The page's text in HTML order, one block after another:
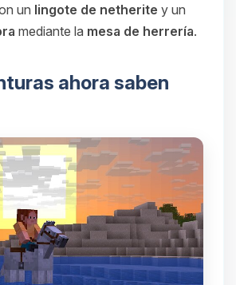
un lingote de netherite y un
mediante la mesa de herrería.
ahora saben